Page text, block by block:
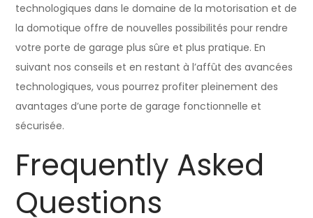
technologiques dans le domaine de la motorisation et de
la domotique offre de nouvelles possibilités pour rendre
votre porte de garage plus sûre et plus pratique. En
suivant nos conseils et en restant à l’affût des avancées
technologiques, vous pourrez profiter pleinement des
avantages d’une porte de garage fonctionnelle et
sécurisée.
Frequently Asked
Questions